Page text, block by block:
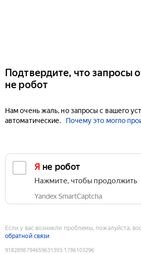
Подтвердите, что запросы
не робот
Нам очень жаль, но запросы с вашего
автоматические.
Почему это могло
Я не робот
Нажмите, чтобы продолжить
Yandex SmartCaptcha
Если у вас возникли проблемы, пожалуйста,
обратной связи
9182898794659631393:1786103296